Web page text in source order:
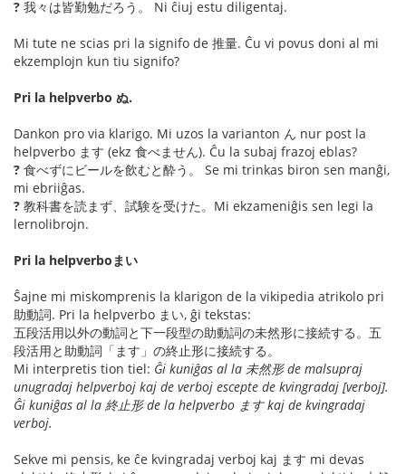
? 我々は皆勤勉だろう。 Ni ĉiuj estu diligentaj.
Mi tute ne scias pri la signifo de 推量. Ĉu vi povus doni al mi
ekzemplojn kun tiu signifo?
Pri la helpverbo ぬ.
Dankon pro via klarigo. Mi uzos la varianton ん nur post la
helpverbo ます (ekz 食べません). Ĉu la subaj frazoj eblas?
? 食べずにビールを飲むと酔う。 Se mi trinkas biron sen manĝi,
mi ebriiĝas.
? 教科書を読まず、試験を受けた。Mi ekzameniĝis sen legi la
lernolibrojn.
Pri la helpverboまい
Ŝajne mi miskomprenis la klarigon de la vikipedia atrikolo pri
助動詞. Pri la helpverbo まい, ĝi tekstas:
五段活用以外の動詞と下一段型の助動詞の未然形に接続する。五
段活用と助動詞「ます」の終止形に接続する。
Mi interpretis tion tiel: Ĝi kuniĝas al la 未然形 de malsupraj
unugradaj helpverboj kaj de verboj escepte de kvingradaj [verboj].
Ĝi kuniĝas al la 終止形 de la helpverbo ます kaj de kvingradaj
verboj.
Sekve mi pensis, ke ĉe kvingradaj verboj kaj ます mi devas